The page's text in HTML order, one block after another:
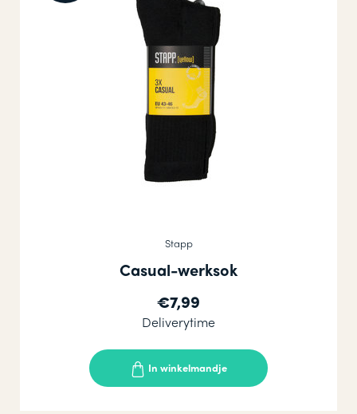
Stapp
Casual-werksok
€7,99
Deliverytime
In winkelmandje